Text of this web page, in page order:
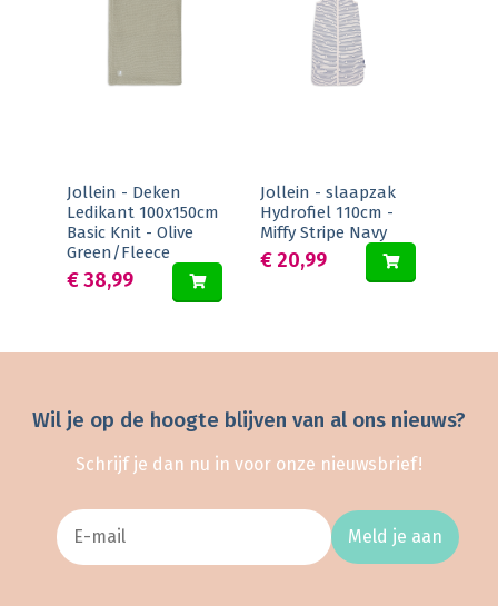
Jollein - Deken
Ledikant 100x150cm
Basic Knit - Olive
Green/Fleece
€ 38,99
Jollein - slaapzak
Hydrofiel 110cm -
Miffy Stripe Navy
€ 20,99
Wil je op de hoogte blijven van al ons nieuws?
Schrijf je dan nu in voor onze nieuwsbrief!
Meld je aan